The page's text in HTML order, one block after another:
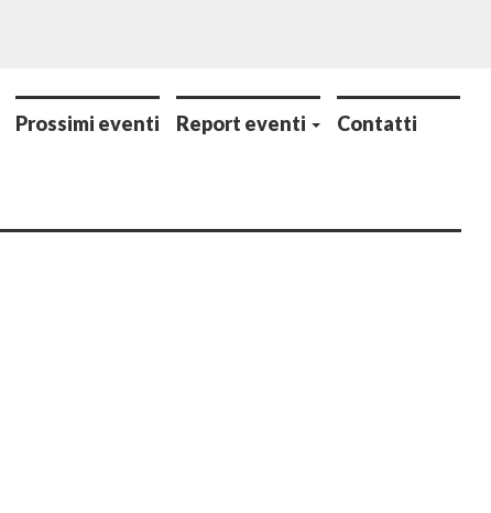
Prossimi eventi Report eventi Contatti